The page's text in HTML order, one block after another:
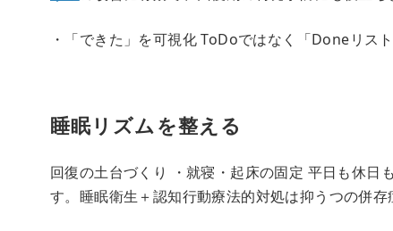
・「できた」を可視化 ToDoではなく「Doneリス
睡眠リズムを整える
回復の土台づくり ・就寝・起床の固定 平日も休日
す。睡眠衛生＋認知行動療法的対処は抑うつの併存